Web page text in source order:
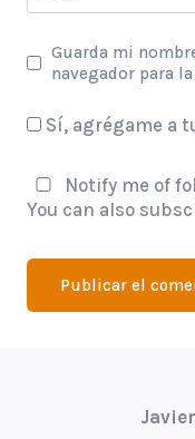
Guarda mi
navegador para
Sí, agrégame a
Notify me of
You can also